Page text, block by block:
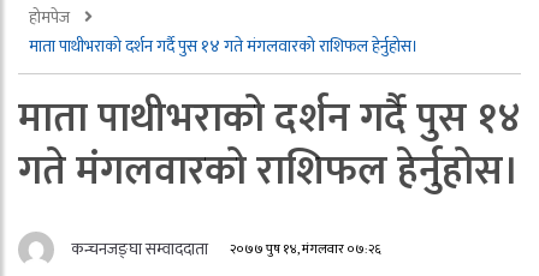
होमपेज
माता पाथीभराको दर्शन गर्दै पुस १४ गते मंगलवारको राशिफल हेर्नुहोस।
माता पाथीभराको दर्शन गर्दै पुस १४
गते मंगलवारको राशिफल हेर्नुहोस।
कन्चनजङ्घा सम्वाददाता २०७७ पुष १४, मंगलवार ०७:२६